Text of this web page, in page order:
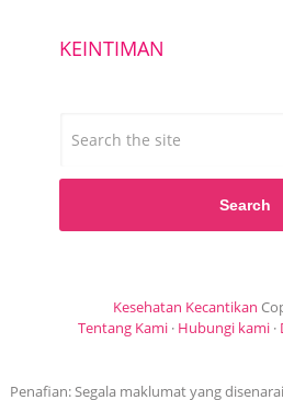
KEINTIMAN
Search
Kesehatan Kecantikan
Tentang Kami · Hubungi kami ·
Penafian: Segala maklumat yang